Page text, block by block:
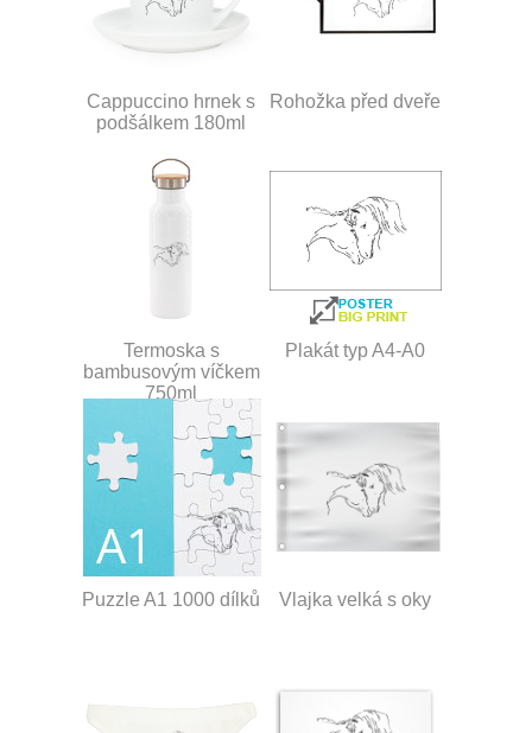
Cappuccino hrnek s
podšálkem 180ml
Rohožka před dveře
Termoska s
bambusovým víčkem
750ml
Plakát typ A4-A0
Puzzle A1 1000 dílků Vlajka velká s oky